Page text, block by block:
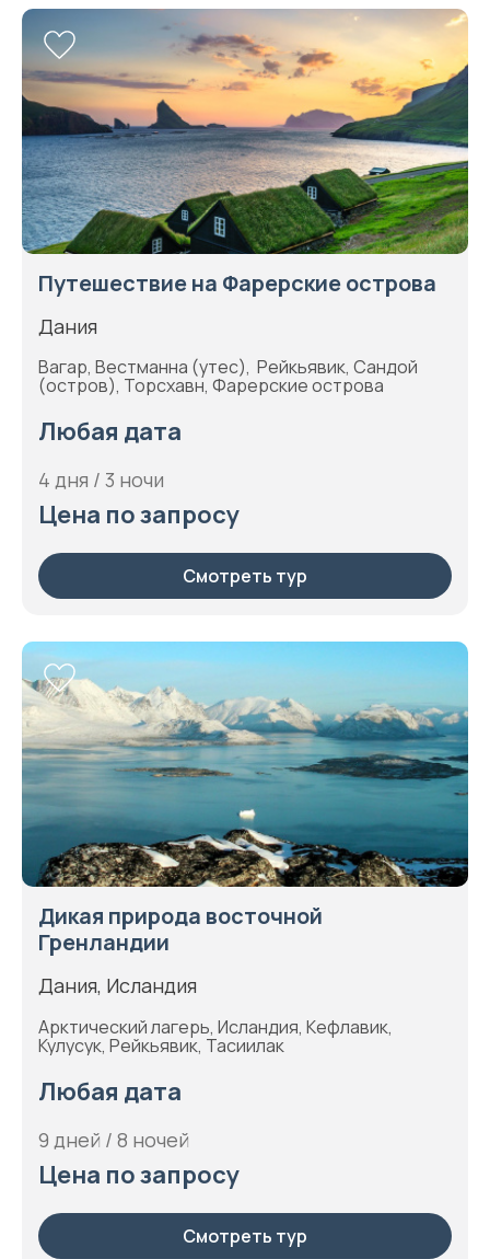
Путешествие на Фарерские острова
Дания
Вагар, Вестманна (утес), Рейкьявик, Сандой
(остров), Торсхавн, Фарерские острова
Любая дата
4 дня / 3 ночи
Цена по запросу
Смотреть тур
Дикая природа восточной
Гренландии
Дания, Исландия
Арктический лагерь, Исландия, Кефлавик,
Кулусук, Рейкьявик, Тасиилак
Любая дата
9 дней / 8 ночей
Цена по запросу
Смотреть тур